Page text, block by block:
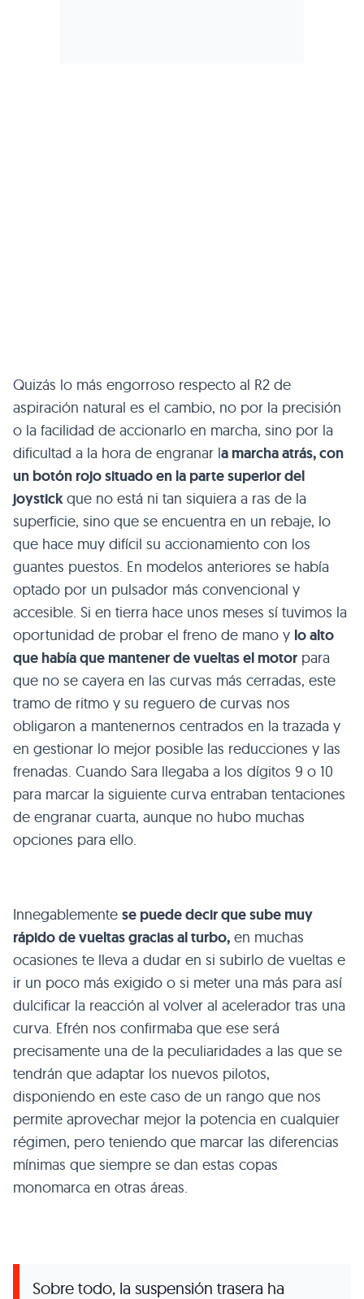
Quizás lo más engorroso respecto al R2 de
aspiración natural es el cambio, no por la precisión
o la facilidad de accionarlo en marcha, sino por la
dificultad a la hora de engranar la marcha atrás, con
un botón rojo situado en la parte superior del
joystickque no está ni tan siquiera a ras de la
superficie, sino que se encuentra en un rebaje, lo
que hace muy difícil su accionamiento con los
guantes puestos. En modelos anteriores se había
optado por un pulsador más convencional y
accesible. Si en tierra hace unos meses sí tuvimos la
oportunidad de probar el freno de mano y lo alto
que había que mantener de vueltas el motor para
que no se cayera en las curvas más cerradas, este
tramo de ritmo y su reguero de curvas nos
obligaron a mantenernos centrados en la trazada y
en gestionar lo mejor posible las reducciones y las
frenadas. Cuando Sara llegaba a los dígitos 9 o 10
para marcar la siguiente curva entraban tentaciones
de engranar cuarta, aunque no hubo muchas
opciones para ello.
Innegablemente se puede decir que sube muy
rápido de vueltas gracias al turbo, en muchas
ocasiones te lleva a dudar en si subirlo de vueltas e
ir un poco más exigido o si meter una más para así
dulcificar la reacción al volver al acelerador tras una
curva. Efrén nos confirmaba que ese será
precisamente una de la peculiaridades a las que se
tendrán que adaptar los nuevos pilotos,
disponiendo en este caso de un rango que nos
permite aprovechar mejor la potencia en cualquier
régimen, pero teniendo que marcar las diferencias
mínimas que siempre se dan estas copas
monomarca en otras áreas.
Sobre todo, la suspensión trasera ha